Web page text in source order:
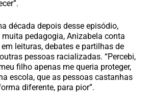
década depois desse episódio,
pedagogia, Anizabela conta
leituras, debates e partilhas de
pessoas racializadas. “Percebi,
filho apenas me queria proteger,
escola, que as pessoas castanhas
diferente, para pior”.